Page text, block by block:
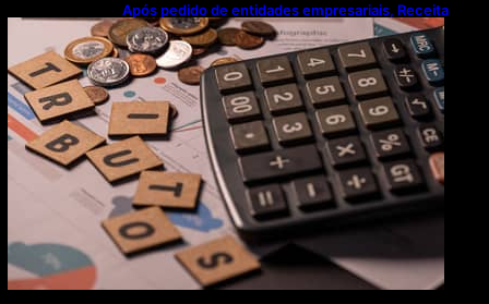
Após pedido de entidades empresariais, Receita
flexibiliza regras da Reforma Tributária